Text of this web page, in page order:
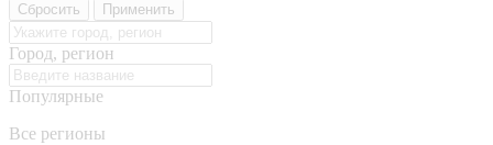
Сбросить Применить
Город, регион
Популярные
Все регионы